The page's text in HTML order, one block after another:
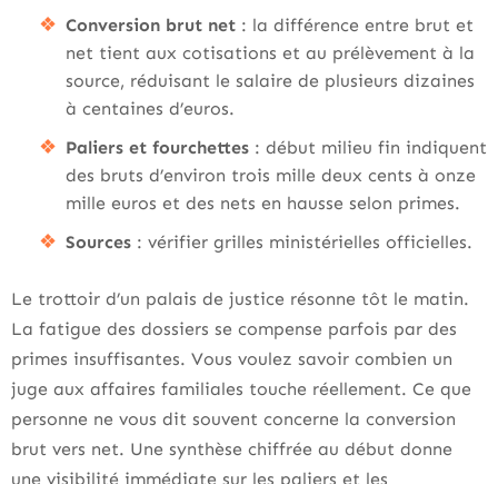
Conversion brut net : la différence entre brut et
net tient aux cotisations et au prélèvement à la
source, réduisant le salaire de plusieurs dizaines
à centaines d’euros.
Paliers et fourchettes : début milieu fin indiquent
des bruts d’environ trois mille deux cents à onze
mille euros et des nets en hausse selon primes.
Sources : vérifier grilles ministérielles officielles.
Le trottoir d’un palais de justice résonne tôt le matin.
La fatigue des dossiers se compense parfois par des
primes insuffisantes. Vous voulez savoir combien un
juge aux affaires familiales touche réellement. Ce que
personne ne vous dit souvent concerne la conversion
brut vers net. Une synthèse chiffrée au début donne
une visibilité immédiate sur les paliers et les